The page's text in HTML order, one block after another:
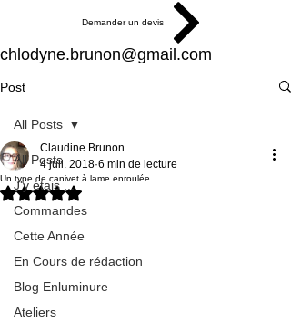
Demander un devis
chlodyne.brunon@gmail.com
Post
All Posts
J'y étais ...
Commandes
Cette Année
En Cours de rédaction
Blog Enluminure
Ateliers
All Posts
Un type de canivet à lame enroulée
Claudine Brunon
4 juil. 2018 6 min de lecture
Noté NaN étoiles sur 5.